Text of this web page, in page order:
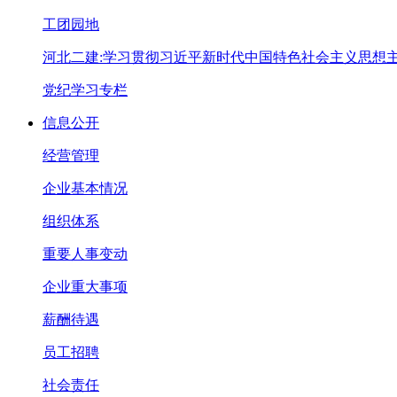
工团园地
河北二建:学习贯彻习近平新时代中国特色社会主义思想
党纪学习专栏
信息公开
经营管理
企业基本情况
组织体系
重要人事变动
企业重大事项
薪酬待遇
员工招聘
社会责任